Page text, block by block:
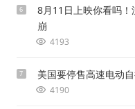
6
8月11日上映你看吗
崩
4193
7 美国要停售高速电动
4190